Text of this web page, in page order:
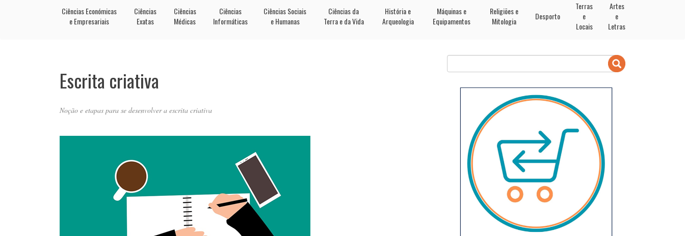
Ciências Económicas
e Empresariais
Ciências
Exatas
Ciências
Médicas
Ciências
Informáticas
Ciências Sociais
e Humanas
Ciências da
Terra e da Vida
História e
Arqueologia
Máquinas e
Equipamentos
Religiões e
Mitologia
Desporto
Terras
e
Locais
Artes
e
Letras
Escrita criativa
Noção e etapas para se desenvolver a escrita criativa